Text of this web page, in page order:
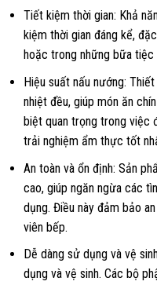
Tiết kiệm thời gian: Khả
kiệm thời gian đáng kể,
hoặc trong những bữa tiệc
Hiệu suất nấu nướng:
nhiệt đều, giúp món ăn
biệt quan trọng trong việc
trải nghiệm ẩm thực tốt
An toàn và ổn định: Sản
cao, giúp ngăn ngừa các
dụng. Điều này đảm bảo
viên bếp.
Dễ dàng sử dụng và vệ
dụng và vệ sinh. Các bộ